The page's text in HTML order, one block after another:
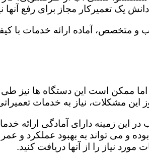
یک تعمیرکار مجاز برای رفع آنها
متخصص، آماده ارائه خدمات با
ممکن است این دستگاه ها نیز
مشکلات، نیاز به خدمات
زمینه دارای آمادگی ارائه
و می تواند به بهبود عملکرد و
نیاز را از آنها دریافت کنید.